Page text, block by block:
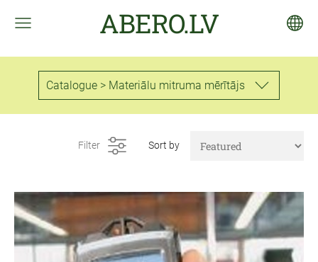
ABERO.LV
Catalogue > Materiālu mitruma mērītājs
Filter Sort by